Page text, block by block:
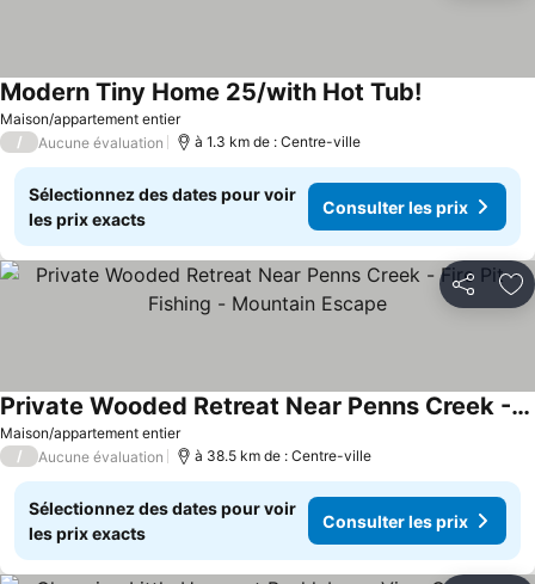
Maison/appartement entier
Modern Tiny Home 25/with Hot Tub!
/ Aucune évaluation à 1.3 km de : Centre-ville
Sélectionnez des dates pour voir
les prix exacts
Consulter les prix
Partager
Maison/appartement entier
Private Wooded Retreat Near Penns Creek - Fire Pit - Fishing - Mountain Escape
Consulter les prix
/ Aucune évaluation à 38.5 km de : Centre-ville
Sélectionnez des dates pour voir
les prix exacts
Consulter les prix